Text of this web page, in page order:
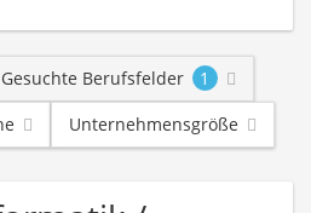
Gesuchte Berufsfelder
1
Unternehmensgröße